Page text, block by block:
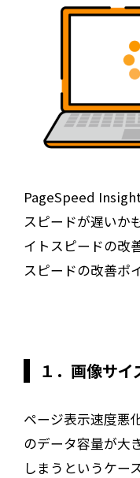
PageSpeed
スピードが遅いか
イトスピードの改
スピードの改善ポ
１．画像サ
ページ表示速度悪
のデータ容量が大
しまうというケー